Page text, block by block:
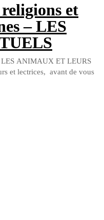
et
– LES
ANIMAUX ET LEURS
et lectrices, avant de vous